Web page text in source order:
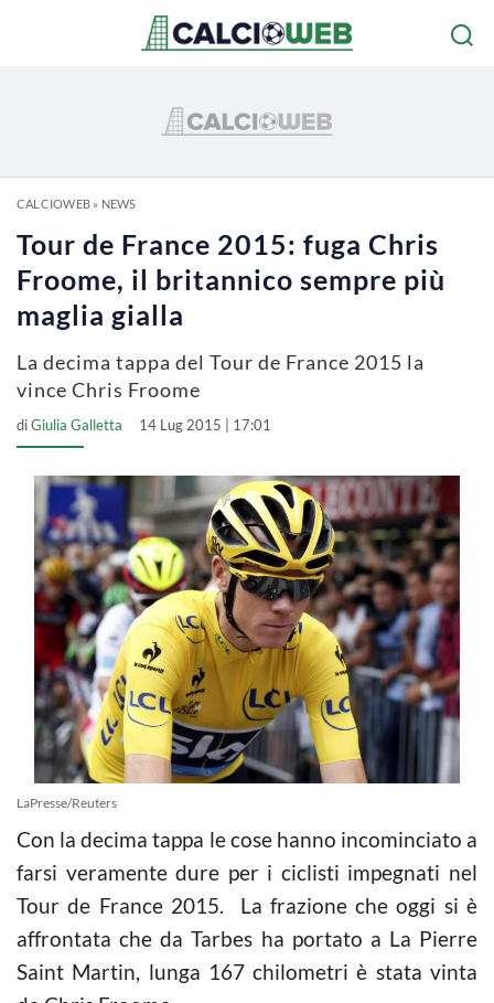
CALCIOWEB» NEWS
Tour de France 2015: fuga Chris
Froome, il britannico sempre più
maglia gialla
La decima tappa del Tour de France 2015 la
vince Chris Froome
diGiulia Galletta 14 Lug 2015 | 17:01
LaPresse/Reuters
Con la decima tappa le cose hanno incominciato a
farsi veramente dure per i ciclisti impegnati nel
Tour de France 2015. La frazione che oggi si è
affrontata che da Tarbes ha portato a La Pierre
Saint Martin, lunga 167 chilometri è stata vinta